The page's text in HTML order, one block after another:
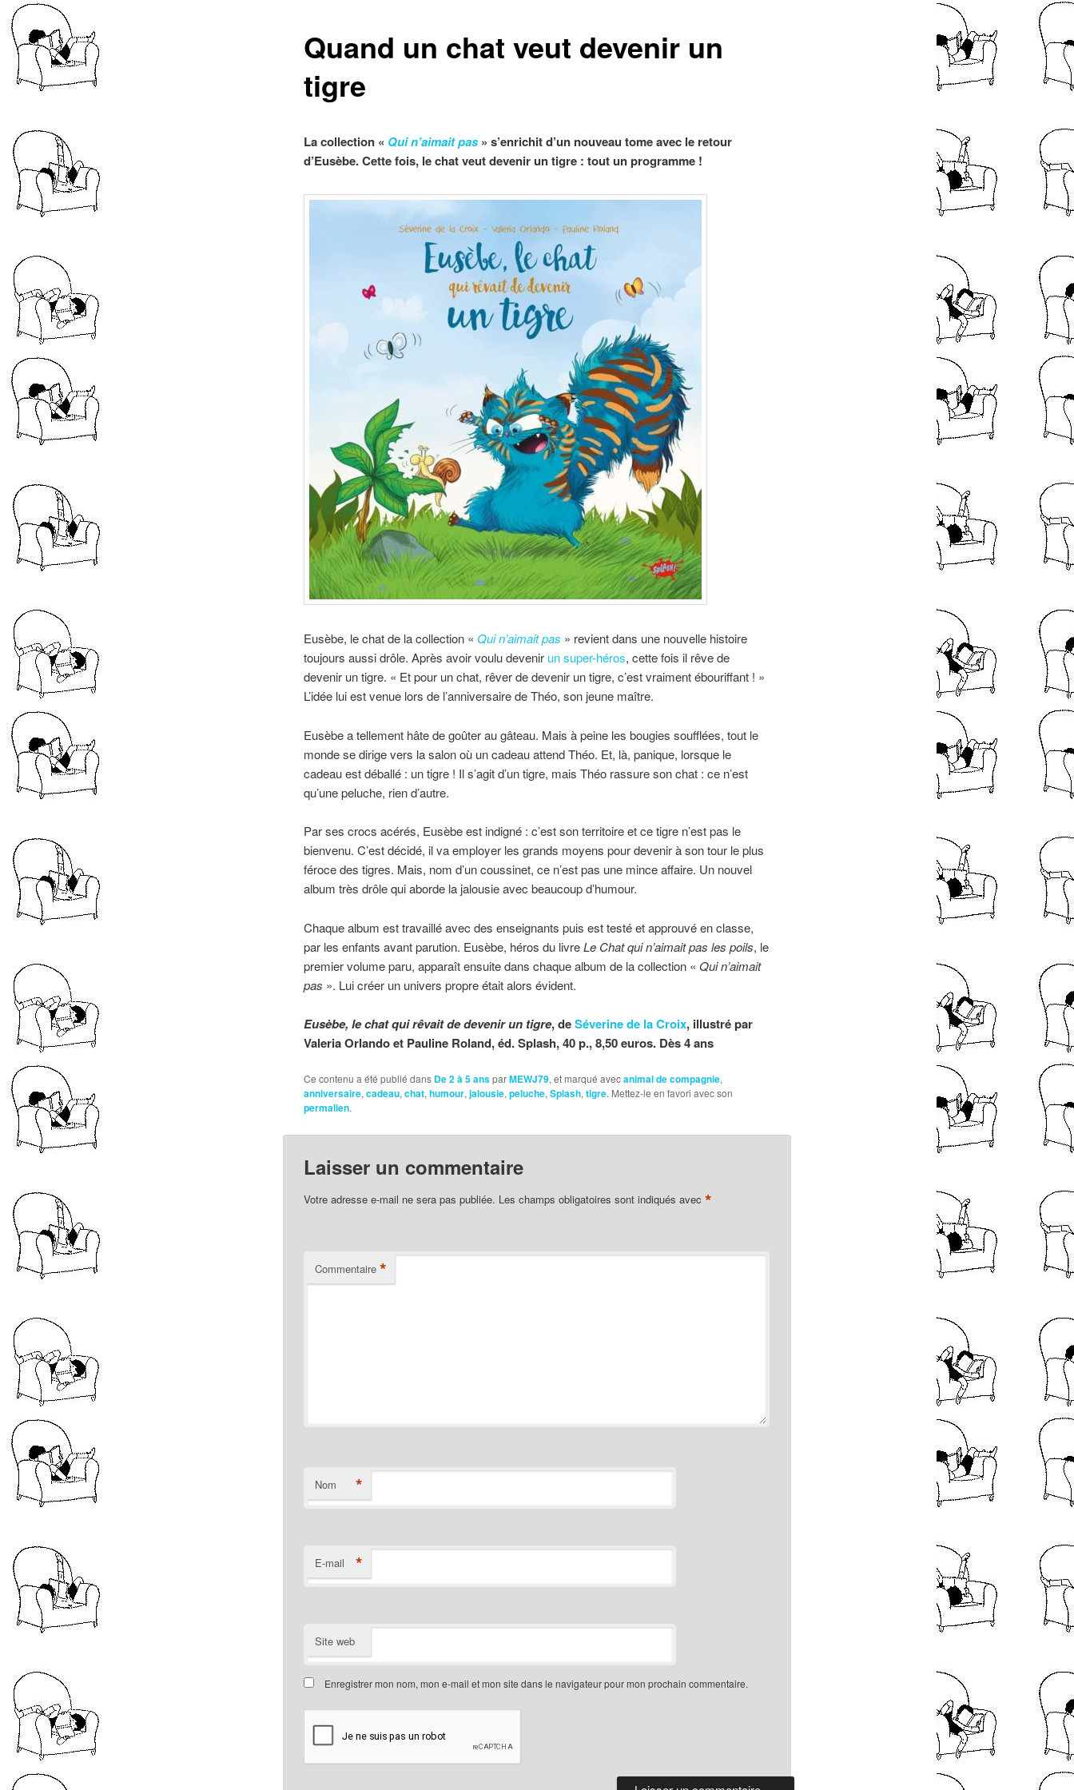
Quand un chat veut devenir un
tigre
La collection « Qui n’aimait pas» s’enrichit d’un nouveau tome avec le retour
d’Eusèbe. Cette fois, le chat veut devenir un tigre : tout un programme !
Eusèbe, le chat de la collection « Qui n’aimait pas » revient dans une nouvelle histoire
toujours aussi drôle. Après avoir voulu devenir un super-héros, cette fois il rêve de
devenir un tigre. « Et pour un chat, rêver de devenir un tigre, c’est vraiment ébouriffant ! »
L’idée lui est venue lors de l’anniversaire de Théo, son jeune maître.
Eusèbe a tellement hâte de goûter au gâteau. Mais à peine les bougies soufflées, tout le
monde se dirige vers la salon où un cadeau attend Théo. Et, là, panique, lorsque le
cadeau est déballé : un tigre ! Il s’agit d’un tigre, mais Théo rassure son chat : ce n’est
qu’une peluche, rien d’autre.
Par ses crocs acérés, Eusèbe est indigné : c’est son territoire et ce tigre n’est pas le
bienvenu. C’est décidé, il va employer les grands moyens pour devenir à son tour le plus
féroce des tigres. Mais, nom d’un coussinet, ce n’est pas une mince affaire. Un nouvel
album très drôle qui aborde la jalousie avec beaucoup d’humour.
Chaque album est travaillé avec des enseignants puis est testé et approuvé en classe,
par les enfants avant parution. Eusèbe, héros du livreLe Chat qui n’aimait pas les poils, le
premier volume paru, apparaît ensuite dans chaque album de la collection « Qui n’aimait
pas ». Lui créer un univers propre était alors évident.
Eusèbe, le chat qui rêvait de devenir un tigre,deSéverine de la Croix, illustré par
Valeria Orlando et Pauline Roland,éd. Splash, 40 p., 8,50 euros. Dès 4 ans
Ce contenu a été publié dans De 2 à 5 ansparMEWJ79, et marqué avecanimal de compagnie,
anniversaire, cadeau, chat, humour, jalousie, peluche, Splash, tigre. Mettez-le en favori avec son
permalien.
Laisser un commentaire
Votre adresse e-mail ne sera pas publiée. Les champs obligatoires sont indiqués avec *
Commentaire *
Nom *
E-mail *
Site web
Enregistrer mon nom, mon e-mail et mon site dans le navigateur pour mon prochain commentaire.